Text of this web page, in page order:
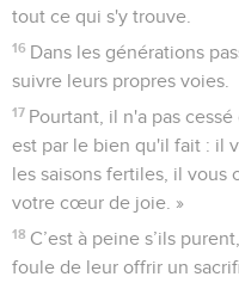
tout ce qui s'y trouve.
16 Dans les générations
suivre leurs propres voies.
17 Pourtant, il n'a pas
est par le bien qu'il fait : il
les saisons fertiles, il
votre cœur de joie. »
18 C’est à peine s’ils
foule de leur offrir un